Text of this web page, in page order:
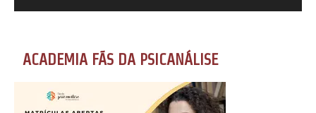
ACADEMIA FÃS DA PSICANÁLISE